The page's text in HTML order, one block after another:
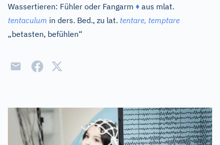
Wassertieren: Fühler oder Fangarm ♦ aus mlat.
tentaculum in ders. Bed., zu lat. tentare, temptare
„betasten, befühlen“